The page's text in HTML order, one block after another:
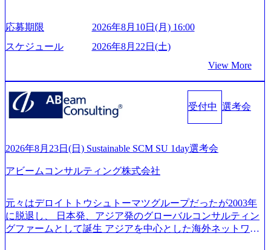
来黒字を維持し、急成長中でありながら安定した事業を展
円を目指す日本にもなかなかないメガベンチャー。創業か
ら黒字経営。年間130%成長 https://storage.googleapis.com/our-
527843-d227-4df8-b86c-5587f843fdf6_1200x471.webp https://stor
age.googleapis.com/our-vision-production.appspot.com/public/imag
es/20251030164946_dc0888f6-0539-4887-84d7-34c8d8544226_1
200x666.webp 年間100億円規模の投資の元、10以上もの新規
能 社内転職が活発であり、多様なスキルを1社で身に着ける
ことが可能 事業開発・運用を内包かする「オールインハウ
ス」型の組織体。社内スカウトや社内公募制度を用いて主
165942_70f09968-1b27-43e6-b849-1cd107c4f488_1200x698.web
p ## 働き方／WLB／待遇 内装8億円超のかっこいいオフィ
スがあり、 働き甲斐のあるランキング、新卒注目ランキン
グ領域からその実行的側面であるITサービスの提供まで一
貫して支援する総合系・IT系ファームである あらゆる産業
において非常に良質な顧客基盤を築いており、Fortune Globa
手掛けたプロジェクトは「ファーストリテイリングにおけ
るグローバル化」「資生堂グループのDX化支援」「ヴィヴ
ィアン・ウエストウッドの製品開発」など多岐にわたる コ
ンサルティング活動のみならず、2021年にはKDDIと合弁会
社「ARISE analytics」を設立し、人工知能とデータアナリテ
ジタル人材育成の支援も盛んに行う 採用資料 (https://www.ac
2/Accenture-Recruiting-Brochure.pdf#zoom=50) 女性の活躍につ
rs/corporate/document/women-brochure.pdf#zoom=50) 社員発信
のキャリアブログ (https://www.accenture.com/jp-ja/blogs/japan-
careers-blog) 江川社長が語る「105点経営」 (https://business.ni
kkei.com/atcl/gen/19/00604/021600008/) 規模拡大で成功する理
応募期限
2026年8月10日(月) 16:00
スケジュール
2026年8月22日(土)
View More
受付中 選考会
2026年8月23日(日) Sustainable SCM SU 1day選考会
アビームコンサルティング株式会社
元々はデロイトトウシュトーマツグループだったが2003年
に脱退し、 日本発、アジア発のグローバルコンサルティン
グファームとして誕生 アジアを中心とした海外ネットワー